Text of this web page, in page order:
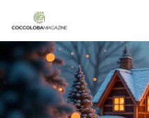
au
contenu